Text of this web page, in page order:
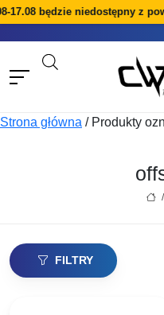
będzie niedostępny z
Strona główna /Produkty
/
FILTRY